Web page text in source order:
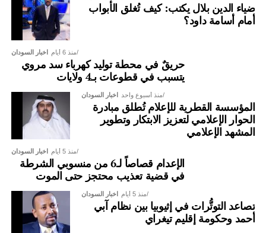
ضياء الدين بلال يكتب: كيف تُغلق الأبواب
أمام أسامة داود؟
اخبار السودان منذ 6 أيام
حريقٌ في محطة توليد كهرباء سد مروي
يتسبب في قطوعات بـ4 ولايات
اخبار السودان منذ أسبوع واحد
المؤسسة القطرية للإعلام تُطلق مبادرة
الحوار الإعلامي لتعزيز الابتكار وتطوير
المشهد الإعلامي
اخبار السودان منذ 5 أيام
الإعدام قصاصاً لـ6 من منسوبي الشرطة
في قضية تعذيب محتجز حتى الموت
اخبار السودان منذ 5 أيام
تصاعد التوتُّرات في إثيوبيا بين نظام آبي
أحمد وحكومة إقليم تيغراي